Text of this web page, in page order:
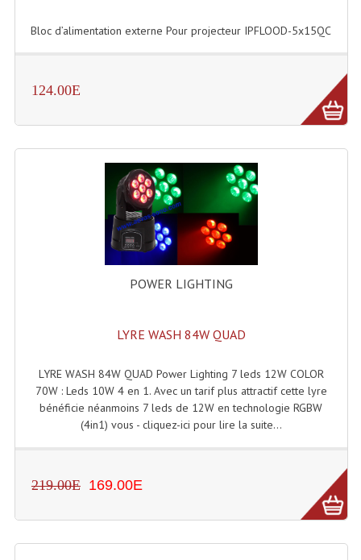
Casques Stéréo
Compresseurs , Limiteurs , Noise Gate
Egaliseur Egaliseurs
Enceintes Et Caissons Basses
Enceintes, Système Amplifiés
Enceintes Passives Sono
Caisson De Basse Amplifié
Caissons De Basses
Bloc d’alimentation externe Pour projecteur IPFLOOD-5x15QC
124.00E
POWER LIGHTING
LYRE WASH 84W QUAD
LYRE WASH 84W QUAD Power Lighting 7 leds 12W COLOR
70W : Leds 10W 4 en 1. Avec un tarif plus attractif cette lyre
bénéficie néanmoins 7 leds de 12W en technologie RGBW
(4in1) vous - cliquez-ici pour lire la suite...
219.00E 169.00E